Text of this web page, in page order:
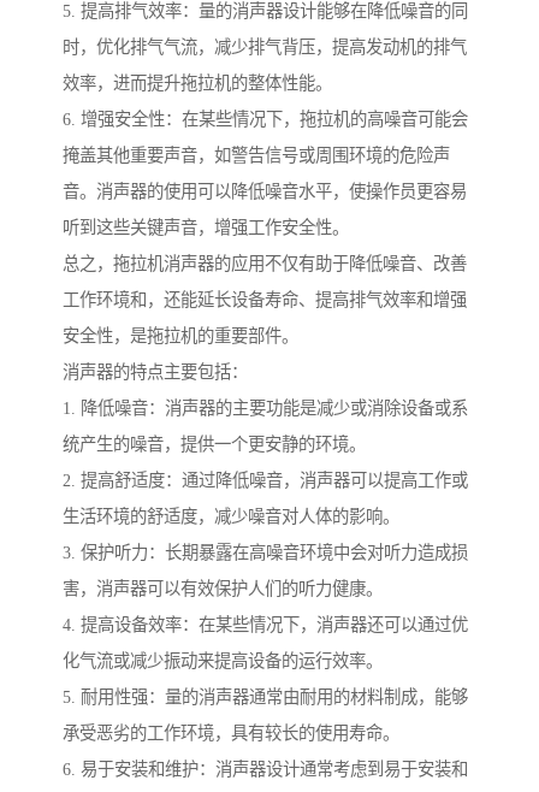
5. 提高排气效率：量的消声器设计能够在降低噪音的同
时，优化排气气流，减少排气背压，提高发动机的排气
效率，进而提升拖拉机的整体性能。
6. 增强安全性：在某些情况下，拖拉机的高噪音可能会
掩盖其他重要声音，如警告信号或周围环境的危险声
音。消声器的使用可以降低噪音水平，使操作员更容易
听到这些关键声音，增强工作安全性。
总之，拖拉机消声器的应用不仅有助于降低噪音、改善
工作环境和，还能延长设备寿命、提高排气效率和增强
安全性，是拖拉机的重要部件。
消声器的特点主要包括：
1. 降低噪音：消声器的主要功能是减少或消除设备或系
统产生的噪音，提供一个更安静的环境。
2. 提高舒适度：通过降低噪音，消声器可以提高工作或
生活环境的舒适度，减少噪音对人体的影响。
3. 保护听力：长期暴露在高噪音环境中会对听力造成损
害，消声器可以有效保护人们的听力健康。
4. 提高设备效率：在某些情况下，消声器还可以通过优
化气流或减少振动来提高设备的运行效率。
5. 耐用性强：量的消声器通常由耐用的材料制成，能够
承受恶劣的工作环境，具有较长的使用寿命。
6. 易于安装和维护：消声器设计通常考虑到易于安装和